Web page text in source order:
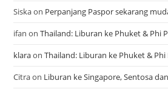
Siskaon Perpanjang Paspor sekarang
ifan onThailand: Liburan ke Phuket & Phi
klaraonThailand: Liburan ke Phuket & Phi
Citraon Liburan ke Singapore, Sentosa